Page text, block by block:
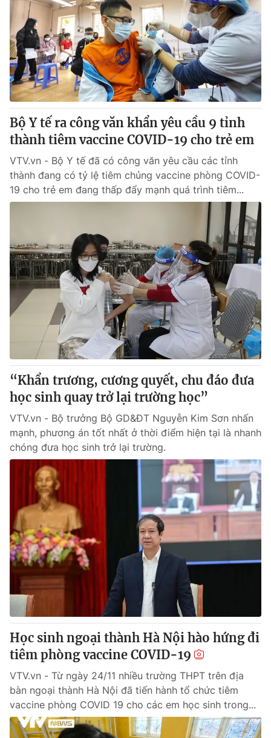
Bộ Y tế ra công văn khẩn yêu cầu 9 tỉnh
thành tiêm vaccine COVID-19 cho trẻ em
VTV.vn - Bộ Y tế đã có công văn yêu cầu các tỉnh
thành đang có tỷ lệ tiêm chủng vaccine phòng COVID-
19 cho trẻ em đang thấp đẩy mạnh quá trình tiêm...
“Khẩn trương, cương quyết, chu đáo đưa
học sinh quay trở lại trường học”
VTV.vn - Bộ trưởng Bộ GD&ĐT Nguyễn Kim Sơn nhấn
mạnh, phương án tốt nhất ở thời điểm hiện tại là nhanh
chóng đưa học sinh trở lại trường.
Học sinh ngoại thành Hà Nội hào hứng đi
tiêm phòng vaccine COVID-19
VTV.vn - Từ ngày 24/11 nhiều trường THPT trên địa
bàn ngoại thành Hà Nội đã tiến hành tổ chức tiêm
vaccine phòng COVID 19 cho các em học sinh trong...